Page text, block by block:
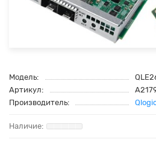
Модель:
Артикул:
Производитель: